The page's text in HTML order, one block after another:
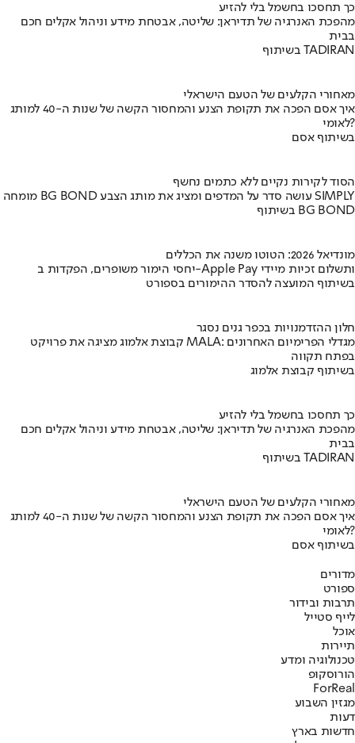
כך תחסכו בחשמל בלי להזיע
מהפכת האנרגיה של תדיראן: שליטה, אבטחת מידע וניהול אקלים חכם
בבית
בשיתוף TADIRAN
מאחורי הקלעים של הטעם הישראלי
איך אסם הפכה את תקופת הצנע והמחסור הקשה של שנות ה-40 למותג
לאומי?
בשיתוף אסם
הסוד לקירות נקיים ללא כתמים נחשף
מומחה BG BOND עושה סדר על המדפים ומציג את מותג הצבע SIMPLY
בשיתוף BG BOND
מונדיאל 2026: הטוטו משנה את הכללים
יחסי הימור משופרים, הפקדות ב-Apple Pay ותשלום זכיות מיידי
בשיתוף המועצה להסדר ההימורים בספורט
חלון ההזדמנויות בכפר גנים נסגר
קבוצת אלמוג מציגה את פרויקט MALA: מגדלי הפרימיום האחרונים
בפתח תקווה
בשיתוף קבוצת אלמוג
כך תחסכו בחשמל בלי להזיע
מהפכת האנרגיה של תדיראן: שליטה, אבטחת מידע וניהול אקלים חכם
בבית
בשיתוף TADIRAN
מאחורי הקלעים של הטעם הישראלי
איך אסם הפכה את תקופת הצנע והמחסור הקשה של שנות ה-40 למותג
לאומי?
בשיתוף אסם
מדורים
ספורט
תרבות ובידור
לייף סטייל
אוכל
תיירות
טכנולוגיה ומדע
הורוסקופ
ForReal
מגזין השבוע
דעות
חדשות בארץ